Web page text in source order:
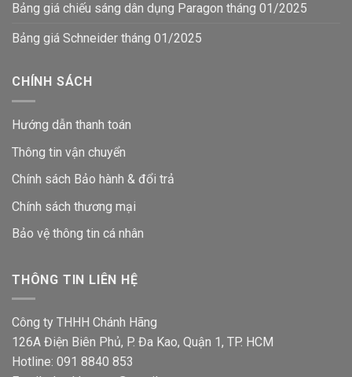
Bảng giá chiếu sáng dân dụng Paragon tháng 01/2025
Bảng giá Schneider tháng 01/2025
CHÍNH SÁCH
Hướng dẫn thanh toán
Thông tin vận chuyển
Chính sách Bảo hành & đổi trả
Chính sách thương mại
Bảo vệ thông tin cá nhân
THÔNG TIN LIÊN HỆ
Công ty THHH Chánh Hãng
126A Điện Biên Phủ, P. Đa Kao, Quận 1, TP. HCM
Hotline: 091 8840 853